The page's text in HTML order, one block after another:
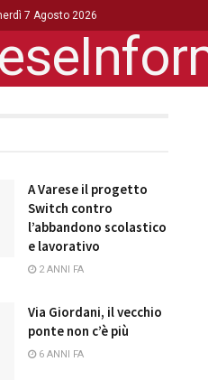
7 Agosto 2026
A Varese il progetto
Switch contro
l’abbandono scolastico
e lavorativo
2 ANNI FA
Via Giordani, il vecchio
ponte non c’è più
6 ANNI FA